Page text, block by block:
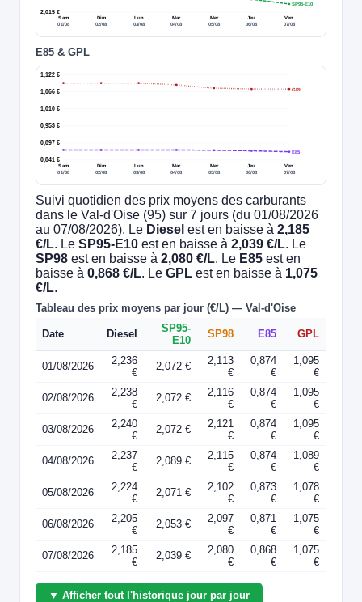
2,015 €
Sam
01/08
Dim
02/08
Lun
03/08
Mar
04/08
Mer
05/08
Jeu
06/08
Ven
07/08
SP95-E10
E85 & GPL
0,841 €
0,897 €
0,953 €
1,010 €
1,066 €
1,122 €
Sam
01/08
Dim
02/08
Lun
03/08
Mar
04/08
Mer
05/08
Jeu
06/08
Ven
07/08
E85
GPL
Suivi quotidien des prix moyens des carburants
dans le Val-d'Oise (95) sur 7 jours (du 01/08/2026
au 07/08/2026). Le Diesel est en baisse à2,185
€/L. LeSP95-E10 est en baisse à2,039 €/L. Le
SP98 est en baisse à2,080 €/L. Le E85 est en
baisse à0,868 €/L. LeGPL est en baisse à 1,075
€/L.
Tableau des prix moyens par jour (€/L) — Val-d'Oise
Date Diesel
SP95-
E10
SP98 E85 GPL
01/08/2026
2,236
€
2,072 €
2,113
€
0,874
€
1,095
€
02/08/2026
2,238
€
2,072 €
2,116
€
0,874
€
1,095
€
03/08/2026
2,240
€
2,072 €
2,121
€
0,874
€
1,095
€
04/08/2026
2,237
€
2,089 €
2,115
€
0,874
€
1,089
€
05/08/2026
2,224
€
2,071 €
2,102
€
0,873
€
1,078
€
06/08/2026
2,205
€
2,053 €
2,097
€
0,871
€
1,075
€
07/08/2026
2,185
€
2,039 €
2,080
€
0,868
€
1,075
€
▼ Afficher tout l'historique jour par jour